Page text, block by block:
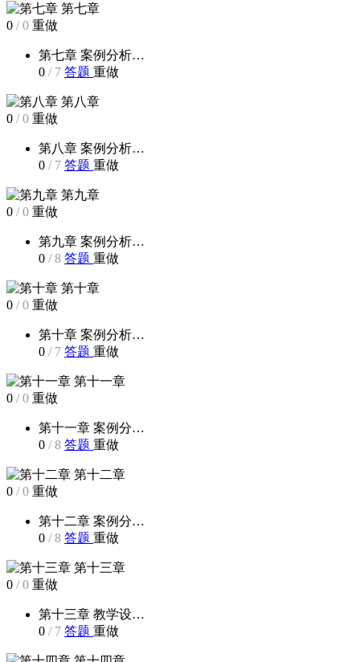
第七章
0 /0 重做
第七章 案例分析…
0 / 7 答题 重做
第八章
0 /0 重做
第八章 案例分析…
0 / 7 答题 重做
第九章
0 /0 重做
第九章 案例分析…
0 /8 答题 重做
第十章
0 /0 重做
第十章 案例分析…
0 / 7 答题 重做
第十一章
0 /0 重做
第十一章 案例分…
0 /8 答题 重做
第十二章
0 /0 重做
第十二章 案例分…
0 /8 答题 重做
第十三章
0 /0 重做
第十三章 教学设…
0 / 7 答题 重做